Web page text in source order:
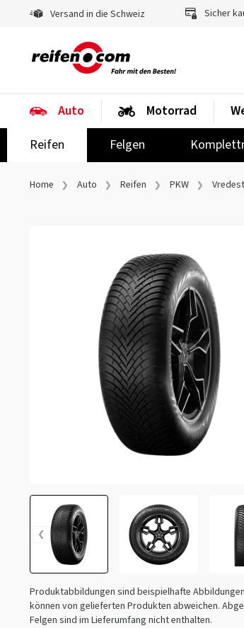
Versand in die Schweiz Sicher
Auto
Reifen
Felgen
Motorrad
Home Auto Reifen PKW
Produktabbildungen sind beispielhafte
können von gelieferten Produkten abweichen.
Felgen sind im Lieferumfang nicht enthalten.